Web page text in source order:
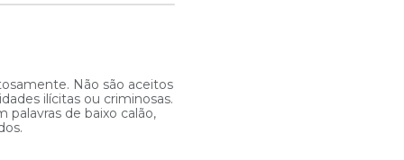
Não são aceitos
ilícitas ou criminosas.
palavras de baixo calão,